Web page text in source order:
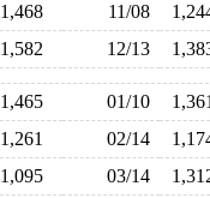
1,468 11/08
1,582 12/13
1,465 01/10
1,261 02/14
1,095 03/14